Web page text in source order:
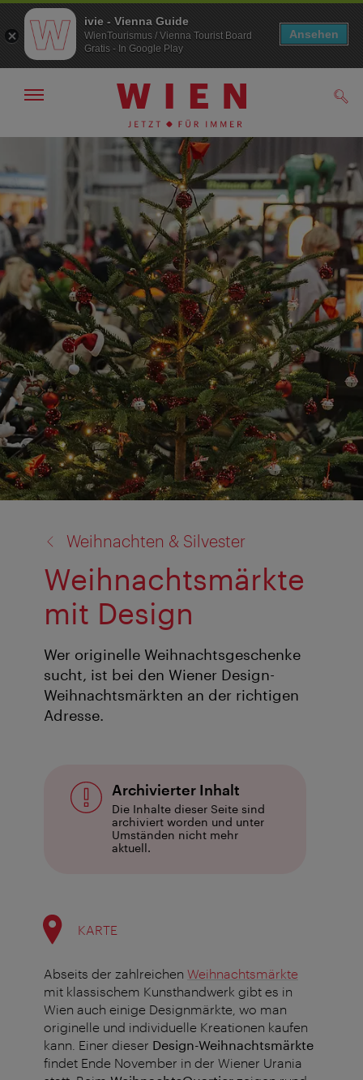
Zur
Zum
Navigation
Weihnachten & Silvester
Weihnachtsmärkte
mit Design
Wer originelle Weihnachtsgeschenke
sucht, ist bei den Wiener Design-
Weihnachtsmärkten an der richtigen
Adresse.
Archivierter Inhalt
Die Inhalte dieser Seite sind
archiviert worden und unter
Umständen nicht mehr
aktuell.
KARTE
Abseits der zahlreichen Weihnachtsmärkte
mit klassischem Kunsthandwerk gibt es in
Wien auch einige Designmärkte, wo man
originelle und individuelle Kreationen kaufen
kann. Einer dieser Design-Weihnachtsmärkte
findet Ende November in der Wiener Urania
ivie - Vienna Guide
WienTourismus / Vienna Tourist Board
Gratis - In Google Play
Ansehen